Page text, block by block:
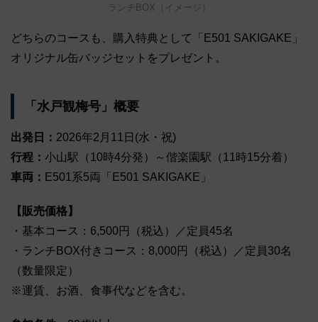
ランチBOX（イメージ）
どちらのコースも、購入特典として「E501 SAKIGAKE」
オリジナル缶バッジセットをプレゼント。
「水戸観梅号」概要
出発日： 2026年2月11日(水・祝)
行程： 小山駅（10時4分発）～偕楽園駅（11時15分着）
車両： E501系5両「E501 SAKIGAKE」
【販売価格】
・基本コース：6,500円（税込）／定員45名
・ランチBOX付きコース：8,000円（税込）／定員30名
（数量限定）
※運賃、お酒、食事代などを含む。